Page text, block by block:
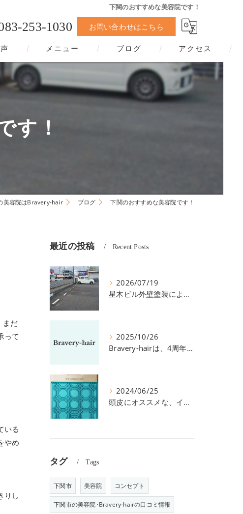
下関のおすすめな美容院です！
253-1030 お問い合わせはこちら
メニュー ブログ アクセス
す！
美容院はBravery-hair ブログ 下関のおすすめな美容院です！
まだ
って
いる
やめ
りし
最近の投稿 Recent Posts
2026/07/19
星木ビル外壁塗装による、駐車場の件につきまして。
2025/10/26
Bravery-hairは、4周年を迎えました！
2024/06/25
頭皮にオススメな、イイスタンダードのスカルプ系シャンプー＆トリートメントです！
タグ Tags
下関市 美容院 コンセプト
下関市の美容院･Bravery-hairの口コミ情報